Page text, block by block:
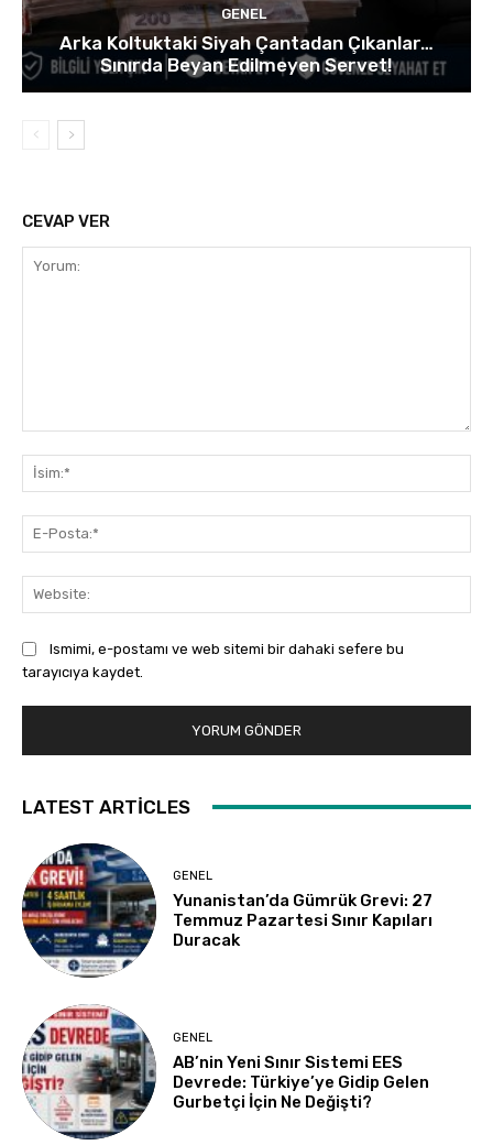
GENEL
Arka Koltuktaki Siyah Çantadan Çıkanlar…
Sınırda Beyan Edilmeyen Servet!
CEVAP VER
Ismimi, e-postamı ve web sitemi bir dahaki sefere bu
tarayıcıya kaydet.
LATEST ARTICLES
GENEL
Yunanistan’da Gümrük Grevi: 27
Temmuz Pazartesi Sınır Kapıları
Duracak
GENEL
AB’nin Yeni Sınır Sistemi EES
Devrede: Türkiye’ye Gidip Gelen
Gurbetçi İçin Ne Değişti?